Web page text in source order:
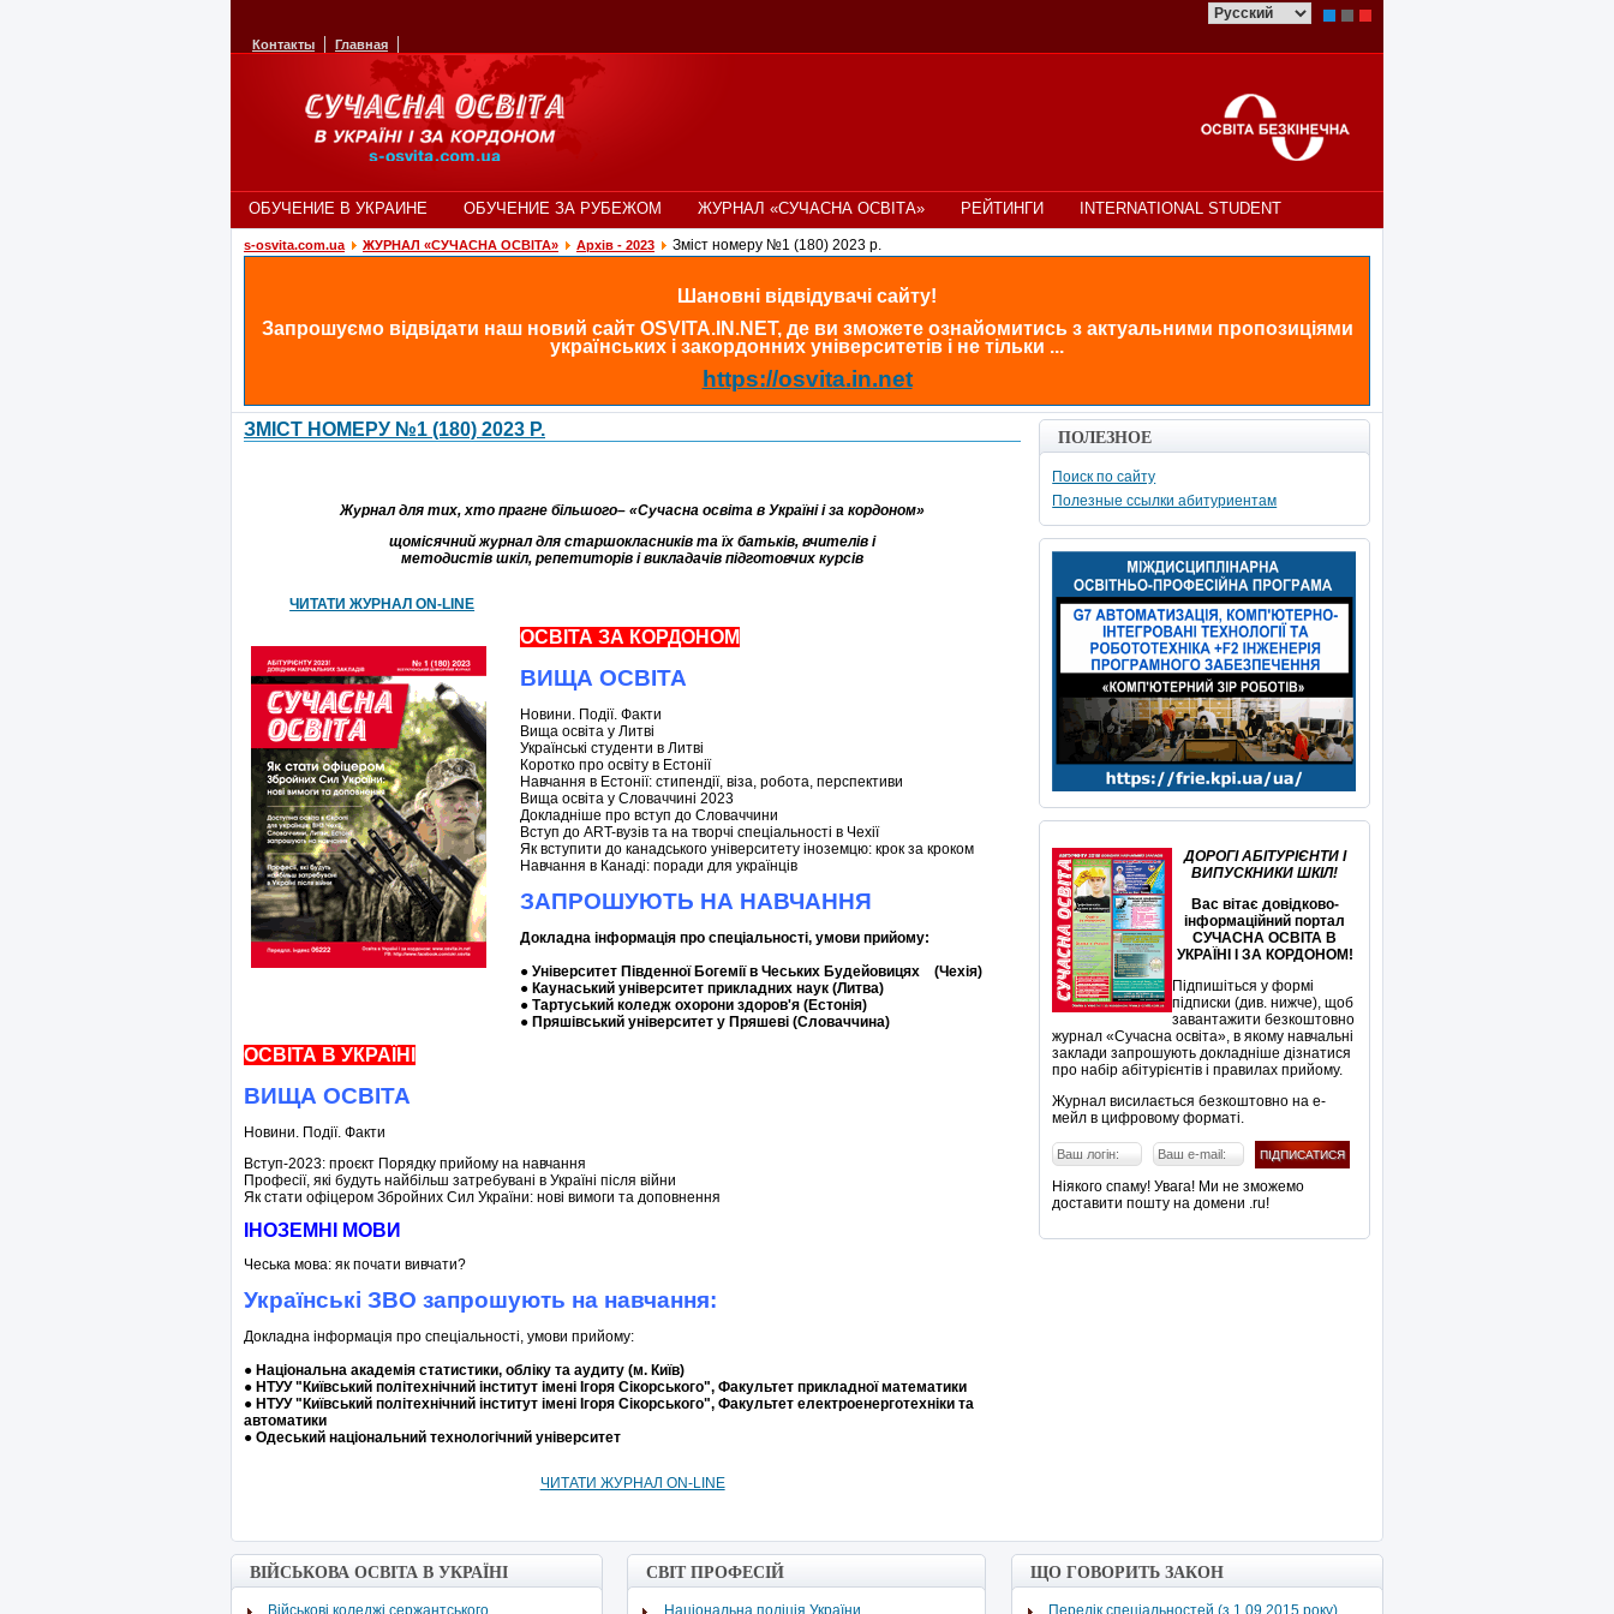
Контакты Главная
ОБУЧЕНИЕ В УКРАИНЕ ОБУЧЕНИЕ ЗА РУБЕЖОМ ЖУРНАЛ «СУЧАСНА ОСВІТА» РЕЙТИНГИ INTERNATIONAL STUDENT
s-osvita.com.ua ЖУРНАЛ «СУЧАСНА ОСВІТА» Архів - 2023 Зміст номеру №1 (180) 2023 р.
Шановні відвідувачі сайту!
Запрошуємо відвідати наш новий сайт OSVITA.IN.NET, де ви зможете ознайомитись з актуальними пропозиціями
українських і закордонних університетів і не тільки ...
https://osvita.in.net
ЗМІСТ НОМЕРУ №1 (180) 2023 Р.
Журнал для тих, хто прагне більшого– «Сучасна освіта в Україні і за кордоном»
щомісячний журнал для старшокласників та їх батьків, вчителів і
методистів шкіл, репетиторів і викладачів підготовчих курсів
ЧИТАТИ ЖУРНАЛ ON-LINE
ОСВІТА ЗА КОРДОНОМ
ВИЩА ОСВІТА
Новини. Події. Факти
Вища освіта у Литві
Українські студенти в Литві
Коротко про освіту в Естонії
Навчання в Естонії: стипендії, віза, робота, перспективи
Вища освіта у Словаччині 2023
Докладніше про вступ до Словаччини
Вступ до ART-вузів та на творчі спеціальності в Чехії
Як вступити до канадського університету іноземцю: крок за кроком
Навчання в Канаді: поради для українців
ЗАПРОШУЮТЬ НА НАВЧАННЯ
Докладна інформація про спеціальності, умови прийому:
●Університет Південної Богемії в Чеських Будейовицях (Чехія)
● Каунаський університет прикладних наук (Литва)
●Тартуський коледж охорони здоров'я (Естонія)
● Пряшівський університет у Пряшеві (Словаччина)
ОСВІТА В УКРАЇНІ
ВИЩА ОСВІТА
Новини. Події. Факти
Вступ-2023: проєкт Порядку прийому на навчання
Професії, які будуть найбільш затребувані в Україні після війни
Як стати офіцером Збройних Сил України: нові вимоги та доповнення
ІНОЗЕМНІ МОВИ
Чеська мова: як почати вивчати?
Українські ЗВО запрошують на навчання:
Докладна інформація про спеціальності, умови прийому:
● Національна академія статистики, обліку та аудиту (м. Київ)
● НТУУ "Київський політехнічний інститут імені Ігоря Сікорського", Факультет прикладної математики
● НТУУ "Київський політехнічний інститут імені Ігоря Сікорського", Факультет електроенерготехніки та
автоматики
●Одеський національний технологічний університет
ЧИТАТИ ЖУРНАЛ ON-LINE
ПОЛЕЗНОЕ
Поиск по сайту
Полезные ссылки абитуриентам
ДОРОГІ АБІТУРІЄНТИ І
ВИПУСКНИКИ ШКІЛ!
Вас вітає довідково-
інформаційний портал
СУЧАСНА ОСВІТА В
УКРАЇНІ І ЗА КОРДОНОМ!
Підпишіться у формі
підписки (див. нижче), щоб
завантажити безкоштовно
журнал «Сучасна освіта», в якому навчальні
заклади запрошують докладніше дізнатися
про набір абітурієнтів і правилах прийому.
Журнал висилається безкоштовно на е-
мейл в цифровому форматі.
Ніякого спаму! Увага! Ми не зможемо
доставити пошту на домени .ru!
ВІЙСЬКОВА ОСВІТА В УКРАЇНІ
Військові коледжі сержантського
СВІТ ПРОФЕСІЙ
Національна поліція України
ЩО ГОВОРИТЬ ЗАКОН
Перелік спеціальностей (з 1.09.2015 року)